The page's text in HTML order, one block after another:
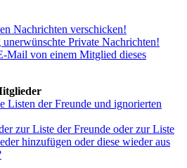
Nachrichten verschicken!
Private Nachrichten!
Mail von einem Mitglied dieses
Listen der Freunde und ignorierten
zur Liste der Freunde oder zur Liste
hinzufügen oder diese wieder aus